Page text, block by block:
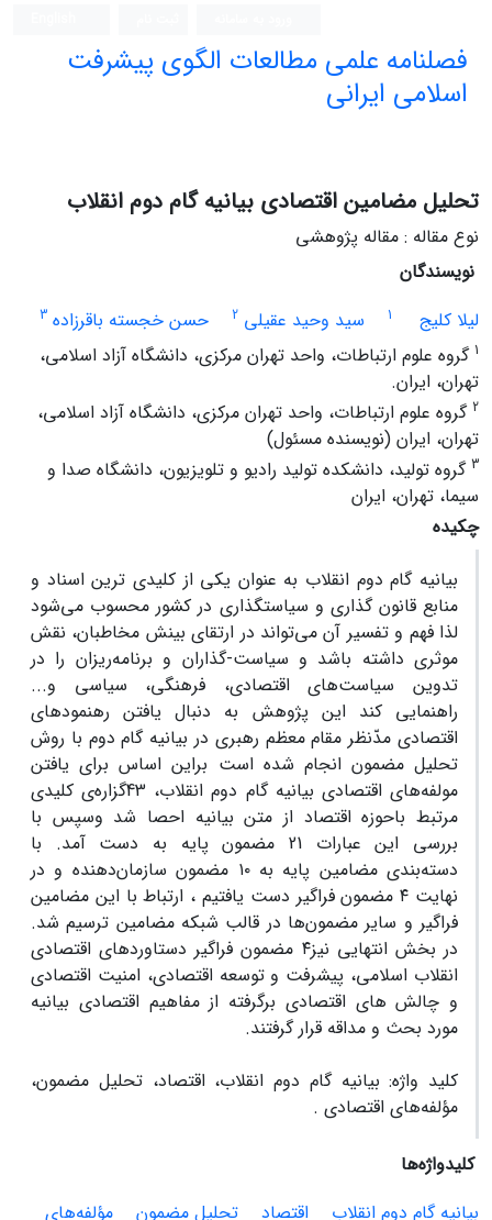
فصلنامه علمی مطالعات الگوی پیشرفت
اسلامی ایرانی
تحلیل مضامین اقتصادی بیانیه گام دوم انقلاب
نوع مقاله : مقاله پژوهشی
نویسندگان
لیلا کلیج
1 سید وحید عقیلی 2 حسن خجسته باقرزاده 3
1 گروه علوم ارتباطات، واحد تهران مرکزی، دانشگاه آزاد اسلامی،
تهران، ایران.
2 گروه علوم ارتباطات، واحد تهران مرکزی، دانشگاه آزاد اسلامی،
تهران، ایران (نویسنده مسئول)
3 گروه تولید، دانشکده تولید رادیو و تلویزیون، دانشگاه صدا و
سیما، تهران، ایران
چکیده
بیانیه گام دوم انقلاب به عنوان یکی از کلیدی ترین اسناد و
منابع قانون گذاری و سیاستگذاری در کشور محسوب می‌‌شود
لذا فهم و تفسیر آن می‌‌تواند در ارتقای بینش مخاطبان، نقش
موثری داشته باشد و سیاست-گذاران و برنامه‌ریزان را در
تدوین سیاست‌های اقتصادی، فرهنگی، سیاسی و...
راهنمایی کند این پژوهش به دنبال یافتن رهنمودهای
اقتصادی مدّنظر مقام معظم رهبری در بیانیه گام دوم با روش
تحلیل مضمون انجام شده است براین اساس برای یافتن
مولفه‌های اقتصادی بیانیه گام دوم انقلاب، 43گزاره‌ی کلیدی
مرتبط باحوزه اقتصاد از متن بیانیه احصا شد وسپس با
بررسی این عبارات 21 مضمون پایه به دست آمد. با
دسته‌بندی مضامین پایه به ۱۰ مضمون سازمان‌دهنده و در
نهایت ۴ مضمون فراگیر دست یافتیم ، ارتباط با این مضامین
فراگیر و سایر مضمون‌ها در قالب شبکه مضامین ترسیم شد.
در بخش انتهایی نیز۴ مضمون فراگیر دستاوردهای اقتصادی
انقلاب اسلامی، پیشرفت و توسعه اقتصادی، امنیت اقتصادی
و چالش های اقتصادی برگرفته از مفاهیم اقتصادی بیانیه
مورد بحث و مداقه قرار گرفتند.
کلید واژه: بیانیه گام دوم انقلاب، اقتصاد، تحلیل مضمون،
مؤلفه‌های اقتصادی .
کلیدواژه‌ها
بیانیه گام دوم انقلاب
اقتصاد تحلیل مضمون
مؤلفه‌های